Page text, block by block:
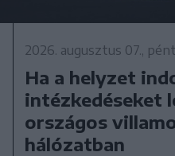
2026. augusztus 07.,
Ha a helyzet
intézkedéseket
országos
hálózatban